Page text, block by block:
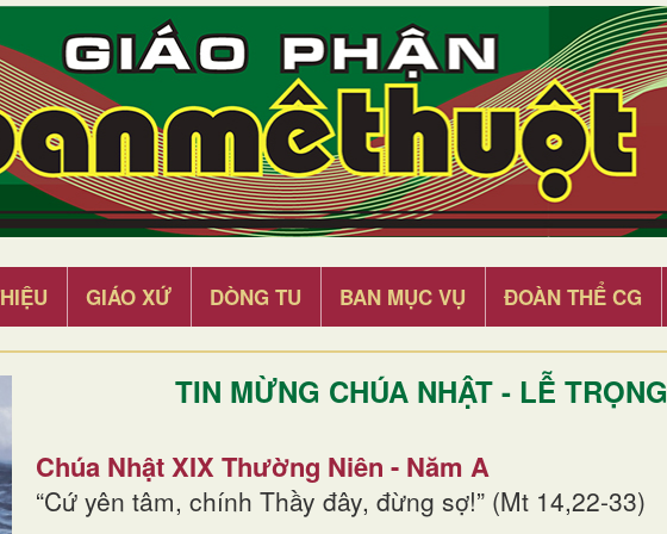
GIÁO XỨ DÒNG TU BAN MỤC VỤ ĐOÀN THỂ CG
TIN MỪNG CHÚA NHẬT - LỄ TRỌNG
Chúa Nhật XIX Thường Niên - Năm A
“Cứ yên tâm, chính Thầy đây, đừng sợ!” (Mt 14,22-33)